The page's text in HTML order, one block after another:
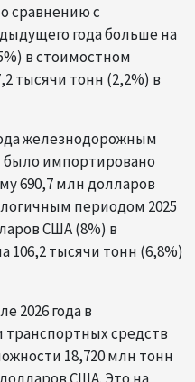
сравнению с
года больше на
в стоимостном
тысячи тонн (2,2%) в
железнодорожным
было импортировано
690,7 млн долларов
периодом 2025
США (8%) в
тысячи тонн (6,8%)
2026 года в
средств
18,720 млн тонн